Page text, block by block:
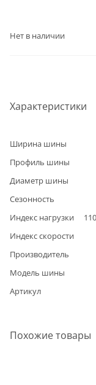
Характеристики
Ширина шины
Профиль шины
Диаметр шины
Сезонность
Индекс нагрузки
110
Индекс скорости
Производитель
Модель шины
Артикул
Нет в наличии
Похожие товары